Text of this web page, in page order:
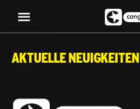
Aktuelle Neuigkeiten